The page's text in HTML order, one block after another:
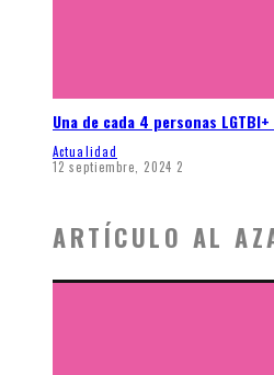
Una de cada 4 personas
Actualidad
12 septiembre, 2024 2
ARTÍCULO AL